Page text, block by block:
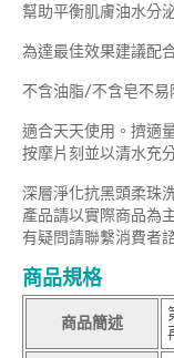
幫助平衡肌膚油水分
為達最佳效果建議配
不含油脂/不含皂不易
適合天天使用。擠適
按摩片刻並以清水充
深層淨化抗黑頭柔珠
產品請以實際商品為
有疑問請聯繫消費者
商品規格
商品簡述